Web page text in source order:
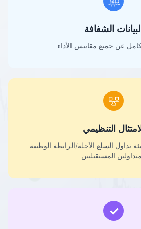
البيانات الشفافة
عن جميع مقاييس الأداء
التنظيمي
تداول السلع الآجلة/الرابطة الوطنية
المستقبليين
✓